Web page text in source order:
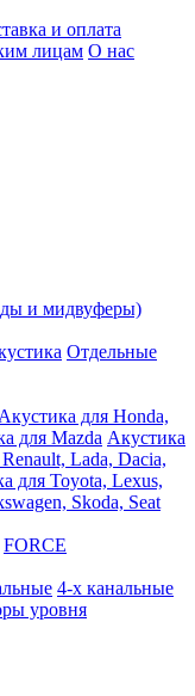
и оплата
лицам О нас
и мидвуферы)
Отдельные
Акустика для Honda,
для Mazda Акустика
Lada, Dacia,
для Toyota, Lexus,
Skoda, Seat
FORCE
4-х канальные
уровня